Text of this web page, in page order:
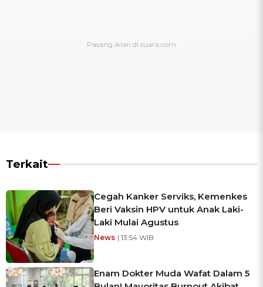
Terkait
Cegah Kanker Serviks, Kemenkes
Beri Vaksin HPV untuk Anak Laki-
Laki Mulai Agustus
News | 13:54 WIB
Enam Dokter Muda Wafat Dalam 5